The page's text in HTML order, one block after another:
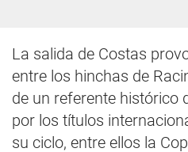
La salida de Costas
entre los hinchas de
de un referente histórico
por los títulos
su ciclo, entre ellos la